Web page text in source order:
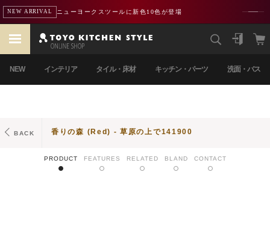
NEW ARRIVAL ニューヨークスツールに新色10色が登場
NEW インテリア タイル・床材 キッチン・パーツ 洗面・バス
BACK 香りの森 (Red) - 草原の上で141900
PRODUCT FEATURES RELATED BLAND CONTACT